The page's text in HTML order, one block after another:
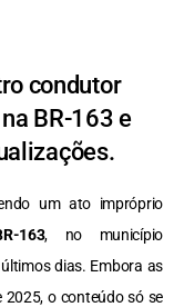
condutor
BR-163 e
um ato impróprio
163, no município
dias. Embora as
o conteúdo só se